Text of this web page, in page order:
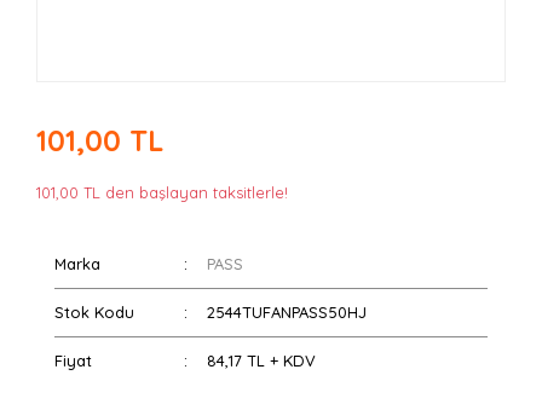
101,00 TL
101,00 TL den başlayan taksitlerle!
Marka PASS
Stok Kodu 2544TUFANPASS50HJ
Fiyat 84,17 TL + KDV